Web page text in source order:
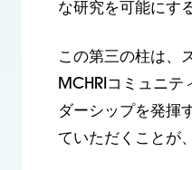
な研究を可能にす
この第三の柱は、
MCHRIコミュニ
ダーシップを発揮
ていただくことが